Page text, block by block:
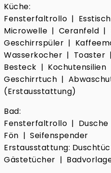
Küche:
Fensterfaltrollo |
Microwelle | Ceranfeld |
Geschirrspüler |
Wasserkocher |
Besteck |
Geschirrtuch |
(Erstausstattung)
Bad:
Fensterfaltrollo |
Fön | Seifenspender
Erstausstattung:
Gästetücher |